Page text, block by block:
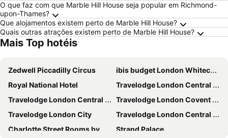
O que faz com que Marble Hill House seja popular em Richmond-
upon-Thames?
Que alojamentos existem perto de Marble Hill House?
Quais outras atrações existem perto de Marble Hill House?
Mais Top hotéis
Zedwell Piccadilly Circus
ibis budget London Whitechapel - Brick Lane
Royal National Hotel
Travelodge London Central Elephant and Castle
Travelodge London Central City Road
Travelodge London Covent Garden
Travelodge London City
Travelodge London Central Kings Cross
Charlotte Street Rooms by News Hotel
Strand Palace